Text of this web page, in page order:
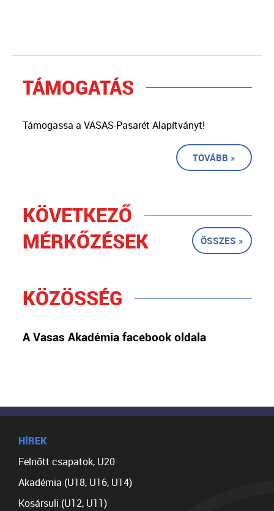
TÁMOGATÁS
Támogassa a VASAS-Pasarét Alapítványt!
TOVÁBB »
KÖVETKEZŐ
MÉRKŐZÉSEK
ÖSSZES »
KÖZÖSSÉG
A Vasas Akadémia facebook oldala
HÍREK
Felnőtt csapatok, U20
Akadémia (U18, U16, U14)
Kosársuli (U12, U11)